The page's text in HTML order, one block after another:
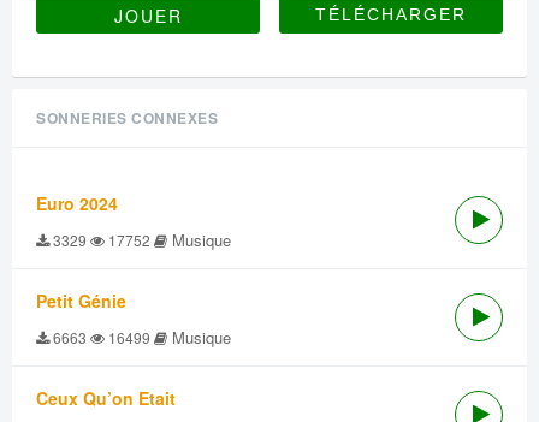
JOUER
SONNERIES CONNEXES
Euro 2024
3329 17752 Musique
Petit Génie
6663 16499 Musique
Ceux Qu’on Etait